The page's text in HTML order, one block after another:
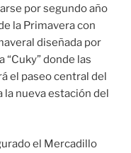
por segundo año
la Primavera con
diseñada por
“Cuky” donde las
el paseo central del
la nueva estación del
el Mercadillo